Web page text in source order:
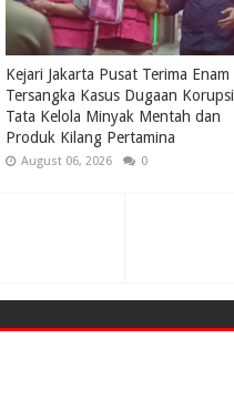
Kejari Jakarta Pusat Terima Enam
Tersangka Kasus Dugaan Korupsi
Tata Kelola Minyak Mentah dan
Produk Kilang Pertamina
August 06, 2026 0